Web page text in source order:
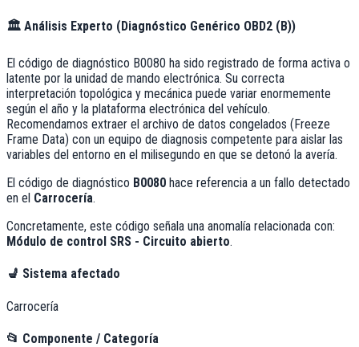
🏛️ Análisis Experto (Diagnóstico Genérico OBD2 (B))
El código de diagnóstico B0080 ha sido registrado de forma activa o
latente por la unidad de mando electrónica. Su correcta
interpretación topológica y mecánica puede variar enormemente
según el año y la plataforma electrónica del vehículo.
Recomendamos extraer el archivo de datos congelados (Freeze
Frame Data) con un equipo de diagnosis competente para aislar las
variables del entorno en el milisegundo en que se detonó la avería.
El código de diagnóstico B0080 hace referencia a un fallo detectado
en el Carrocería.
Concretamente, este código señala una anomalía relacionada con:
Módulo de control SRS - Circuito abierto.
💺 Sistema afectado
Carrocería
📂 Componente / Categoría